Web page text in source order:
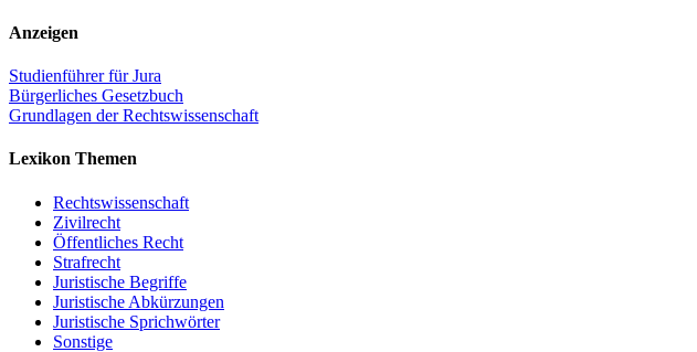
Anzeigen
Studienführer für Jura
Bürgerliches Gesetzbuch
Grundlagen der Rechtswissenschaft
Lexikon Themen
Rechtswissenschaft
Zivilrecht
Öffentliches Recht
Strafrecht
Juristische Begriffe
Juristische Abkürzungen
Juristische Sprichwörter
Sonstige